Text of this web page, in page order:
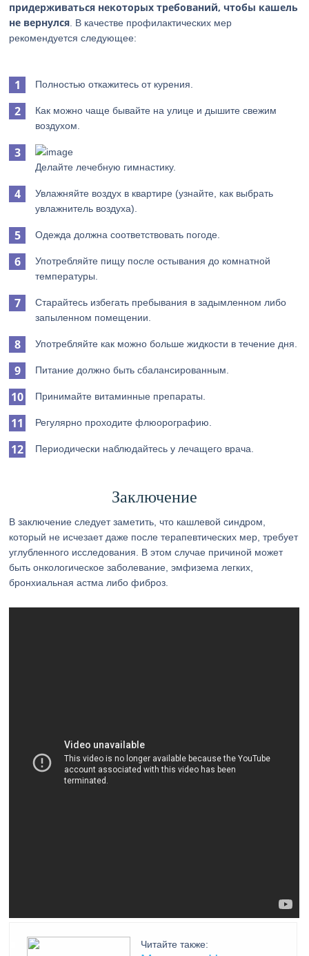
придерживаться некоторых требований, чтобы кашель
не вернулся . В качестве профилактических мер
рекомендуется следующее:
Полностью откажитесь от курения.
Как можно чаще бывайте на улице и дышите свежим
воздухом.
Делайте лечебную гимнастику.
Увлажняйте воздух в квартире (узнайте, как выбрать
увлажнитель воздуха).
Одежда должна соответствовать погоде.
Употребляйте пищу после остывания до комнатной
температуры.
Старайтесь избегать пребывания в задымленном либо
запыленном помещении.
Употребляйте как можно больше жидкости в течение дня.
Питание должно быть сбалансированным.
Принимайте витаминные препараты.
Регулярно проходите флюорографию.
Периодически наблюдайтесь у лечащего врача.
Заключение
В заключение следует заметить, что кашлевой синдром,
который не исчезает даже после терапевтических мер, требует
углубленного исследования. В этом случае причиной может
быть онкологическое заболевание, эмфизема легких,
бронхиальная астма либо фиброз.
Читайте также: